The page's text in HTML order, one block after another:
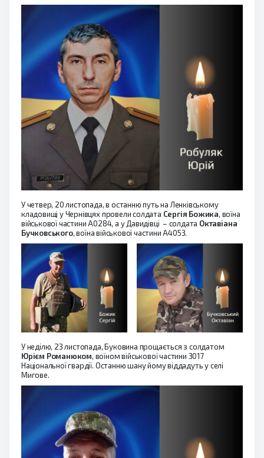
У четвер, 20 листопада, в останню путь на Ленківському
кладовищі у Чернівцях провели солдата Сергія Божика, воїна
військової частини А0284, а у Давидівці – солдата Октавіана
Бучковського, воїна військової частини А4053.
У неділю, 23 листопада, Буковина прощається з солдатом
Юрієм Романюком, воїном військової частини 3017
Національної гвардії. Останню шану йому віддадуть у селі
Мигове.